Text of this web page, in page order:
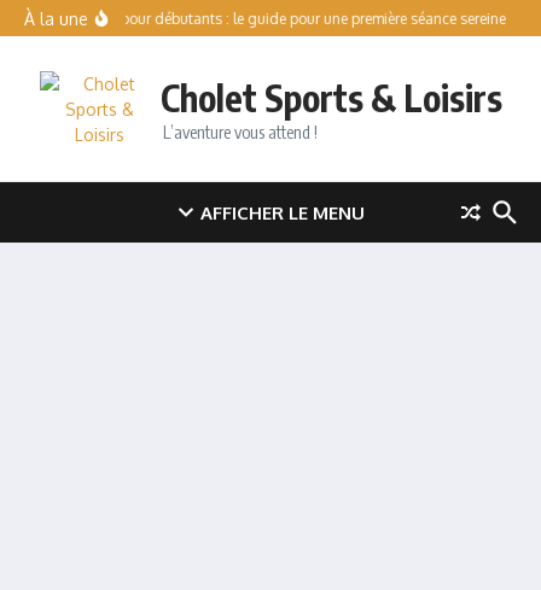
Aller au contenu
À la une
Patinoire pour débutants : le guide pour une première séance sereine
Cholet Sports & Loisirs
L’aventure vous attend !
AFFICHER LE MENU